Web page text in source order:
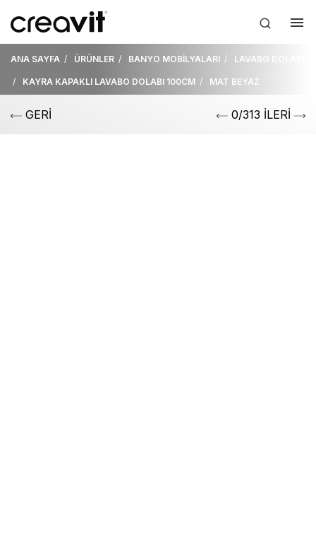
ANA SAYFA ÜRÜNLER BANYO MOBİLYALARI LAVABO DOLABI
KAYRA KAPAKLI LAVABO DOLABI 100CM MAT BEYAZ
GERİ 0/313 İLERİ